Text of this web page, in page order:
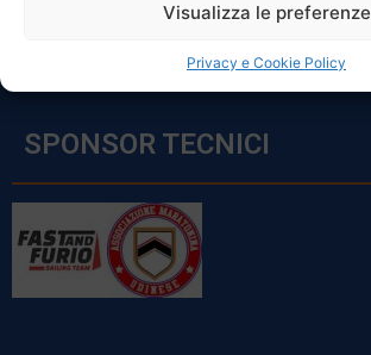
Visualizza le preferenze
Privacy e Cookie Policy
Sabato: 8:00 – 12:00
SPONSOR TECNICI